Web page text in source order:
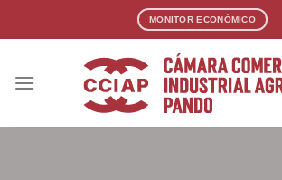
MONITOR ECONÓMICO